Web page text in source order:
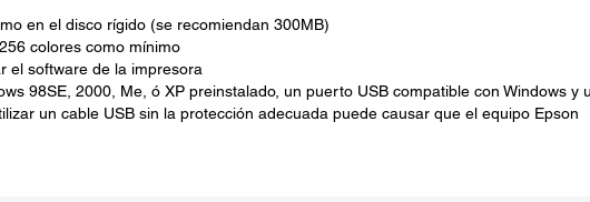
en el disco rígido (se recomiendan 300MB)
colores como mínimo
el software de la impresora
98SE, 2000, Me, ó XP preinstalado, un puerto USB compatible con Windows y
un cable USB sin la protección adecuada puede causar que el equipo Epson